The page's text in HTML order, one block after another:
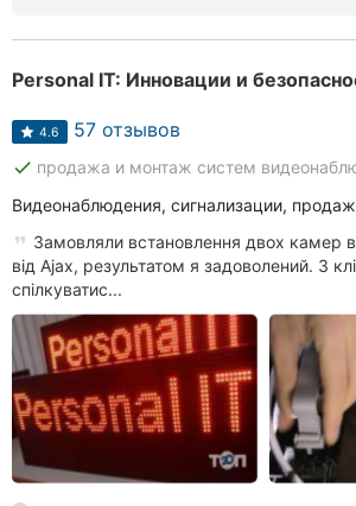
4.6 57 отзывов
done продажа и монтаж систем
Видеонаблюдения, сигнализации,
Замовляли встановлення двох камер
від Ajax, результатом я задоволений. З
спілкуватис...